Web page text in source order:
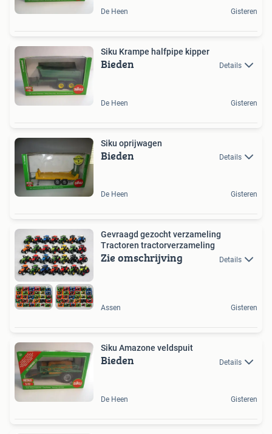
De Heen Gisteren
Siku Krampe halfpipe kipper
Bieden Details
De Heen Gisteren
Siku oprijwagen
Bieden Details
De Heen Gisteren
Gevraagd gezocht verzameling
Tractoren tractorverzameling
Zie omschrijving Details
Assen Gisteren
Siku Amazone veldspuit
Bieden Details
De Heen Gisteren